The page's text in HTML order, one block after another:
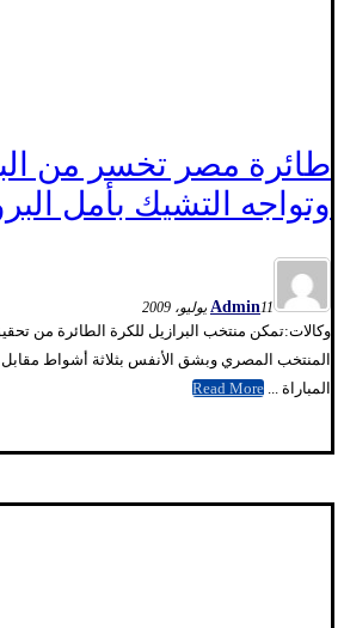
طائرة مصر تخسر من
وتواجه التشيك بأمل
Admin11 يوليو، 2009
وكالات:تمكن منتخب البرازيل للكرة الطائرة من
المنتخب المصري وبشق الأنفس بثلاثة أشواط
المباراة ... Read More